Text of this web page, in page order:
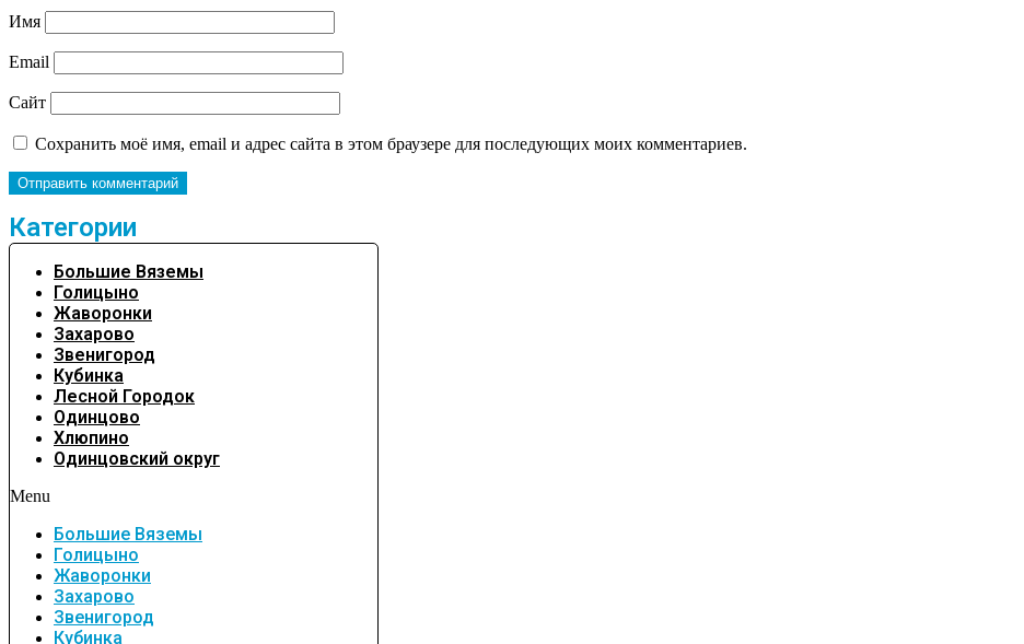
Имя
Email
Сайт
Сохранить моё имя, email и адрес сайта в этом браузере для последующих моих комментариев.
Категории
Большие Вяземы
Голицыно
Жаворонки
Захарово
Звенигород
Кубинка
Лесной Городок
Одинцово
Хлюпино
Одинцовский округ
Menu
Большие Вяземы
Голицыно
Жаворонки
Захарово
Звенигород
Кубинка